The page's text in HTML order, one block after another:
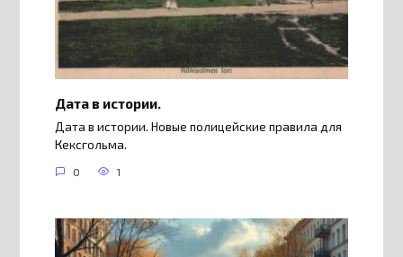
Дата в истории.
Дата в истории. Новые полицейские правила для
Кексгольма.
0 1